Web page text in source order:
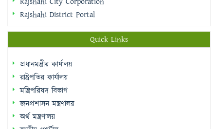
Rajshahi District Portal
Quick Links
প্রধানমন্ত্রীর কার্যালয়
রাষ্ট্রপতির কার্যালয়
মন্ত্রিপরিষদ বিভাগ
জনপ্রশাসন মন্ত্রণালয়
অর্থ মন্ত্রণালয়